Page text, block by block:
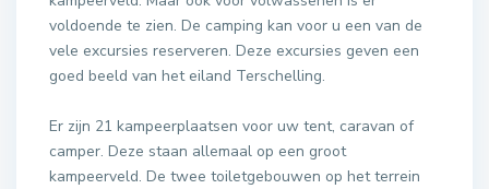
voldoende te zien. De camping kan voor u een van de
vele excursies reserveren. Deze excursies geven een
goed beeld van het eiland Terschelling.
Er zijn 21 kampeerplaatsen voor uw tent, caravan of
camper. Deze staan allemaal op een groot
kampeerveld. De twee toiletgebouwen op het terrein